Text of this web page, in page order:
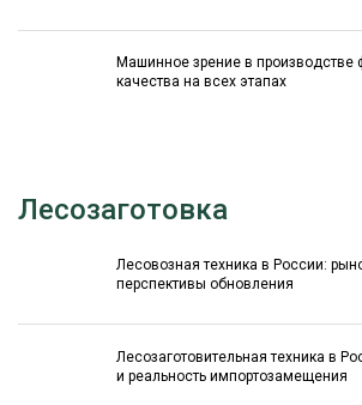
Машинное зрение в производстве
качества на всех этапах
Лесозаготовка
Лесовозная техника в России:
перспективы обновления
Лесозаготовительная техника в
и реальность импортозамещения